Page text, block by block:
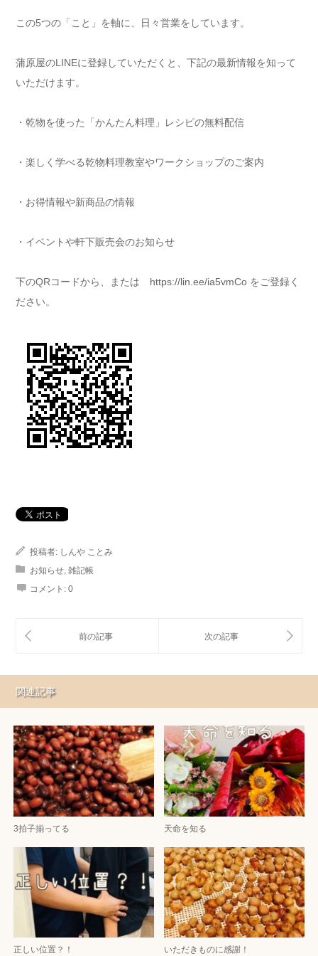
この5つの「こと」を軸に、日々営業をしています。
蒲原屋のLINEに登録していただくと、下記の最新情報を知って
いただけます。
・乾物を使った「かんたん料理」レシピの無料配信
・楽しく学べる乾物料理教室やワークショップのご案内
・お得情報や新商品の情報
・イベントや軒下販売会のお知らせ
下のQRコードから、または https://lin.ee/ia5vmCo をご登録く
ださい。
投稿者: しんや ことみ
お知らせ, 雑記帳
コメント: 0
関連記事
3拍子揃ってる 天命を知る
正しい位置？！ いただきものに感謝！